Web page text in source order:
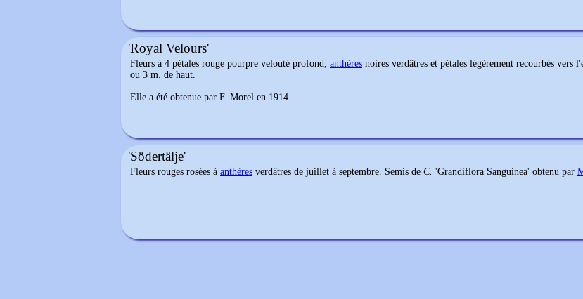
'Royal Velours'
Fleurs à 4 pétales rouge pourpre velouté profond, anthères noires verdâtres et pétales légèrement recourbés
ou 3 m. de haut.
Elle a été obtenue par F. Morel en 1914.
'Södertälje'
Fleurs rouges rosées à anthères verdâtres de juillet à septembre. Semis de C. 'Grandiflora Sanguinea' obtenu par